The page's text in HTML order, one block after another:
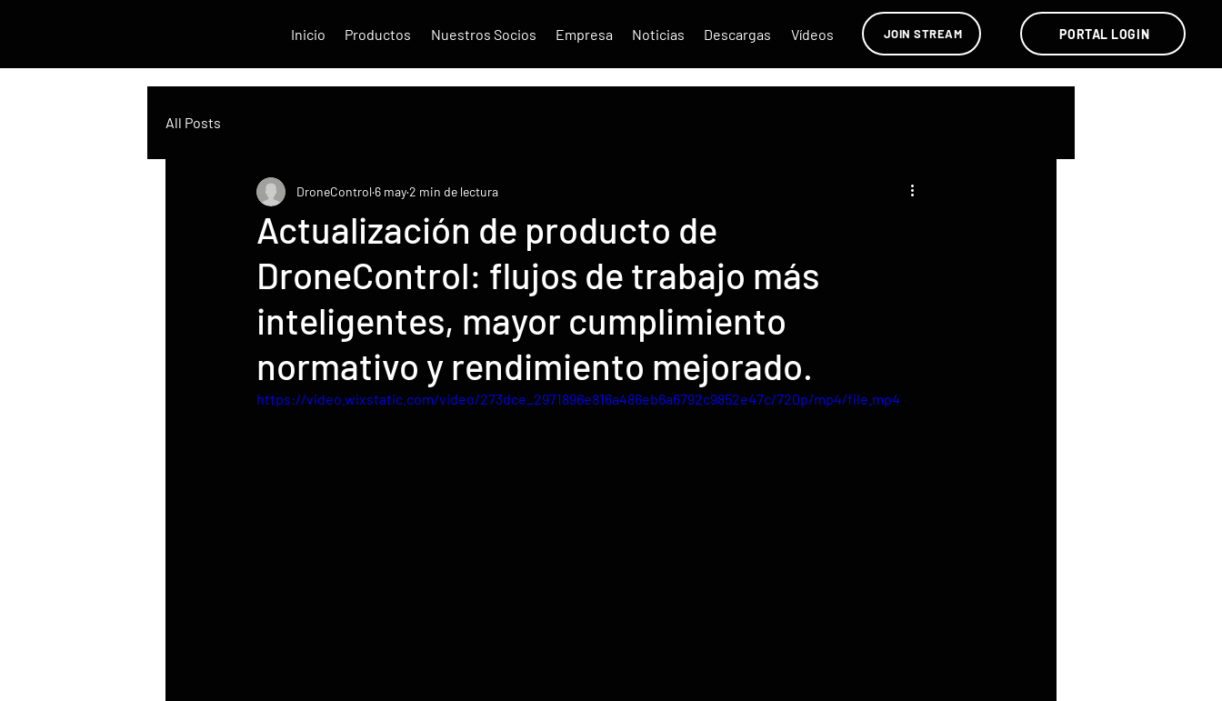
Inicio Productos Nuestros Socios Empresa Noticias Descargas Vídeos JOIN STREAM PORTAL LOGIN
All Posts
Actualización de producto de
DroneControl: flujos de trabajo más
inteligentes, mayor cumplimiento
normativo y rendimiento mejorado.
DroneControl 6 may2 min de lectura
https://video.wixstatic.com/video/273dce_2971896e816a486eb6a6792c9852e47c/720p/mp4/file.mp4